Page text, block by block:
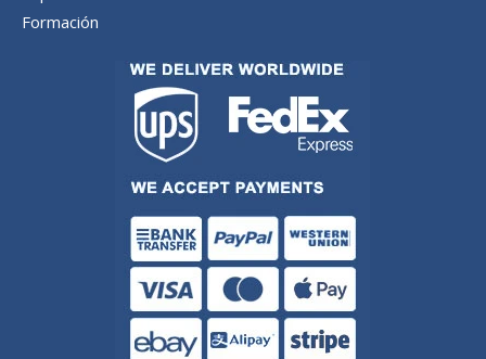
Formación